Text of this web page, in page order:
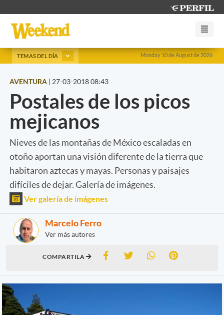
Monday 10 de August de 2026
TEMAS DEL DÍA
AVENTURA | 27-03-2018 08:43
Postales de los picos
mejicanos
Nieves de las montañas de México escaladas en
otoño aportan una visión diferente de la tierra que
habitaron aztecas y mayas. Personas y paisajes
difíciles de dejar. Galería de imágenes.
Ver galería de imágenes
Marcelo Ferro
Ver más autores
COMPARTILA